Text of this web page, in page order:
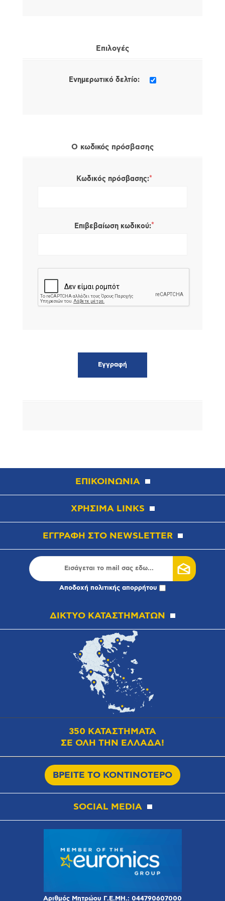
Επιλογές
Ενημερωτικό δελτίο:
Ο κωδικός πρόσβασης
Κωδικός πρόσβασης:*
Επιβεβαίωση κωδικού:*
ΕΠΙΚΟΙΝΩΝΙΑ
ΧΡΗΣΙΜΑ LINKS
ΕΓΓΡΑΦΗ ΣΤΟ NEWSLETTER
Αποδοχή πολιτικής απορρήτου
ΔΙΚΤΥΟ ΚΑΤΑΣΤΗΜΑΤΩΝ
350 ΚΑΤΑΣΤΗΜΑΤΑ
ΣΕ ΟΛΗ ΤΗΝ ΕΛΛΑΔΑ!
ΒΡΕΙΤΕ ΤΟ ΚΟΝΤΙΝΟΤΕΡΟ
SOCIAL MEDIA